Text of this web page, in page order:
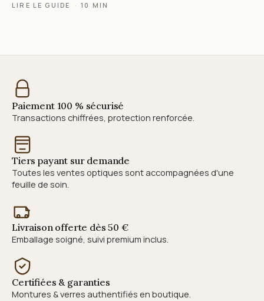
LIRE LE GUIDE · 10 MIN
Paiement 100 % sécurisé
Transactions chiffrées, protection renforcée.
Tiers payant sur demande
Toutes les ventes optiques sont accompagnées d'une
feuille de soin.
Livraison offerte dès 50 €
Emballage soigné, suivi premium inclus.
Certifiées & garanties
Montures & verres authentifiés en boutique.